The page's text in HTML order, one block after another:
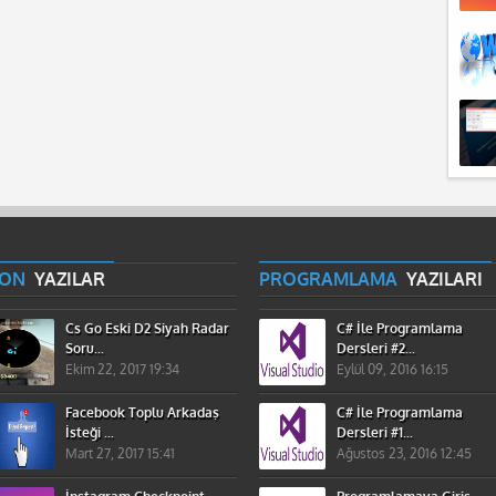
YAZILAR
Cs Go Eski D2 Siyah Radar
Soru...
Ekim 22, 2017 19:34
Facebook Toplu Arkadaş
İsteği ...
Mart 27, 2017 15:41
PROGRAMLAMA YAZILARI
C# İle Programlama
Dersleri #2...
Eylül 09, 2016 16:15
C# İle Programlama
Dersleri #1...
Ağustos 23, 2016 12:45